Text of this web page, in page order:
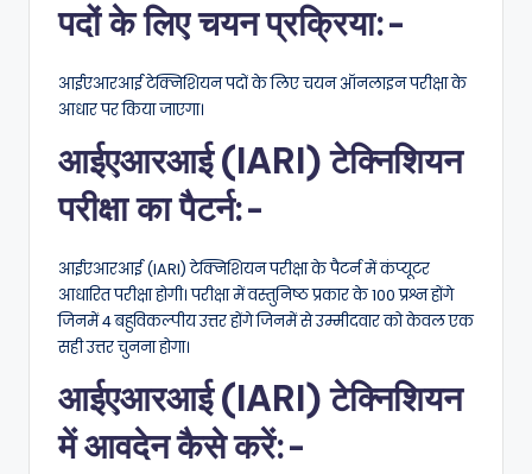
पदों के लिए चयन प्रक्रिया:-
आईएआरआई टेक्निशियन पदों के लिए चयन ऑनलाइन परीक्षा के
आधार पर किया जाएगा।
आईएआरआई (IARI) टेक्निशियन
परीक्षा का पैटर्न:-
आईएआरआई (IARI) टेक्निशियन परीक्षा के पैटर्न में कंप्यूटर
आधारित परीक्षा होगी। परीक्षा में वस्तुनिष्ठ प्रकार के 100 प्रश्न होंगे
जिनमें 4 बहुविकल्पीय उत्तर होंगे जिनमें से उम्मीदवार को केवल एक
सही उत्तर चुनना होगा।
आईएआरआई (IARI) टेक्निशियन
में आवदेन कैसे करें:-